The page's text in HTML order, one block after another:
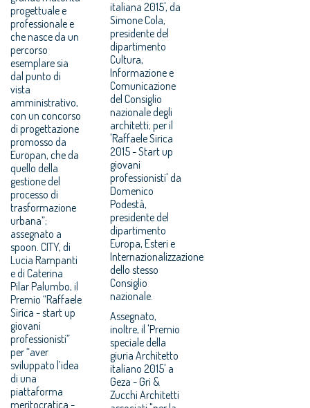
progettuale e
professionale e
che nasce da un
percorso
esemplare sia
dal punto di
vista
amministrativo,
con un concorso
di progettazione
promosso da
Europan, che da
quello della
gestione del
processo di
trasformazione
urbana”;
assegnato a
spoon. CITY, di
Lucia Rampanti
e di Caterina
Pilar Palumbo, il
Premio “Raffaele
Sirica - start up
giovani
professionisti”
per “aver
sviluppato l’idea
di una
piattaforma
meritocratica -
italiana 2015', da
Simone Cola,
presidente del
dipartimento
Cultura,
Informazione e
Comunicazione
del Consiglio
nazionale degli
architetti; per il
'Raffaele Sirica
2015 - Start up
giovani
professionisti' da
Domenico
Podestà,
presidente del
dipartimento
Europa, Esteri e
Internazionalizzazione
dello stesso
Consiglio
nazionale.
Assegnato,
inoltre, il 'Premio
speciale della
giuria Architetto
italiano 2015' a
Geza - Gri &
Zucchi Architetti